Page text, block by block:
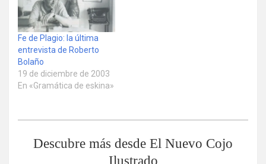
Fe de Plagio: la última
entrevista de Roberto
Bolaño
19 de diciembre de 2003
En «Gramática de eskina»
Descubre más desde El Nuevo Cojo
Ilustrado